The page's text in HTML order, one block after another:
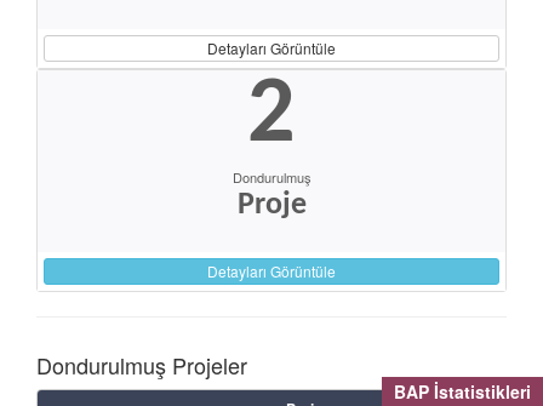
BAP İstatistikleri
Detayları Görüntüle
2
Dondurulmuş
Proje
Detayları Görüntüle
Dondurulmuş Projeler